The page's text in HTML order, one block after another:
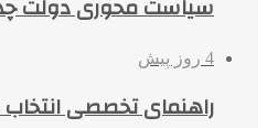
سیاست محوری دولت
4 روز پیش
راهنمای تخصصی